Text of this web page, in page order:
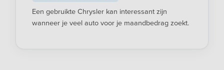
Een gebruikte Chrysler kan interessant zijn
wanneer je veel auto voor je maandbedrag zoekt.